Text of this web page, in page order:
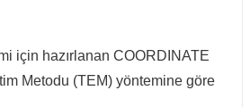
için hazırlanan COORDINATE
Metodu (TEM) yöntemine göre